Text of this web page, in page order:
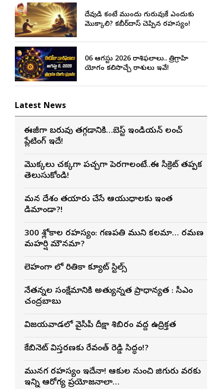
దేవుడి కంటే ముందు గురువుకే ఎందుకు
మొక్కాలి? కబీర్‌దాస్ చెప్పిన రహస్యం!
06 ఆగస్టు 2026 రాశిఫలాలు.. త్రిగ్రాహి
యోగం కలిసొచ్చే రాశులు ఇవే!
Latest News
ఈజీగా బరువు తగ్గడానికి…బెస్ట్ ఇండియన్ లంచ్
ప్లేటింగ్ ఇదే!
మొక్కలు చక్కగా పచ్చగా పెరగాలంటే..ఈ సీక్రెట్ తప్పక
తెలుసుకోండి!
మన దేశం తయారు చేసే ఆయుధాలకు ఇంత
డిమాండా?!
300 శ్లోకాల రహస్యం: గణపతి ముని కలమా… రమణ
మహర్షి మౌనమా?
లెహంగా లో రితికా క్యూట్ స్టిల్స్
నేతన్నల సంక్షేమానికి అత్యున్నత ప్రాధాన్యత : సీఎం
చంద్రబాబు
విజయవాడలో వైసీపీ దీక్షా శిబిరం వద్ద ఉద్రిక్తత
కేబినెట్ విస్తరణకు రేవంత్ రెడ్డి సిద్ధం!?
మునగ రహస్యం ఇదేనా! ఆకుల నుంచి జిగురు వరకు
ఇన్ని ఆరోగ్య ప్రయోజనాలా…